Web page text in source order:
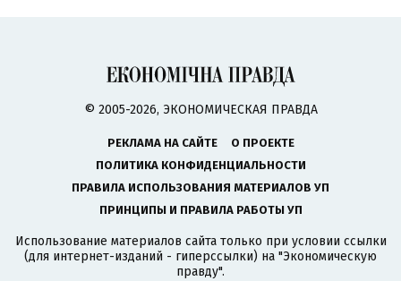
© 2005-2026, ЭКОНОМИЧЕСКАЯ ПРАВДА
РЕКЛАМА НА САЙТЕ
О ПРОЕКТЕ
ПОЛИТИКА КОНФИДЕНЦИАЛЬНОСТИ
ПРАВИЛА ИСПОЛЬЗОВАНИЯ МАТЕРИАЛОВ УП
ПРИНЦИПЫ И ПРАВИЛА РАБОТЫ УП
Использование материалов сайта только при условии ссылки
(для интернет-изданий - гиперссылки) на "Экономическую
правду".